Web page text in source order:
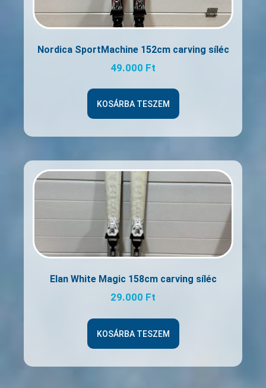
Nordica SportMachine 152cm carving síléc
49.000 Ft
KOSÁRBA TESZEM
Elan White Magic 158cm carving síléc
29.000 Ft
KOSÁRBA TESZEM